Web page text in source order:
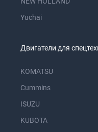
Yuchai
Двигатели для
KOMATSU
Cummins
ISUZU
KUBOTA